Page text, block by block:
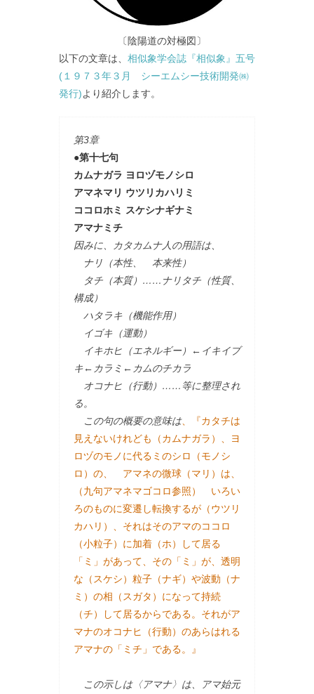
〔陰陽道の対極図〕
以下の文章は、 相似象学会誌『相似象』五号
(１９７３年３月 シーエムシー技術開発㈱
発行)より紹介します。
第3章
●第十七句
カムナガラ ヨロヅモノシロ
アマネマリ ウツリカハリミ
ココロホミ スケシナギナミ
アマナミチ
因みに、カタカムナ人の用語は、
ナリ（本性、 本来性）
タチ（本質）……ナリタチ（性質、
構成）
ハタラキ（機能作用）
イゴキ（運動）
イキホヒ（エネルギー）←イキイブ
キ←カラミ←カムのチカラ
オコナヒ（行動）……等に整理され
る。
この句の概要の意味は、『カタチは
見えないけれども（カムナガラ）、ヨ
ロヅのモノに代るミのシロ（モノシ
ロ）の、 アマネの微球（マリ）は、
（九句アマネマゴコロ参照） いろい
ろのものに変遷し転換するが（ウツリ
カハリ）、それはそのアマのココロ
（小粒子）に加着（ホ）して居る
「ミ」があって、その「ミ」が、透明
な（スケシ）粒子（ナギ）や波動（ナ
ミ）の相（スガタ）になって持続
（チ）して居るからである。それがア
マナのオコナヒ（行動）のあらはれる
アマナの「ミチ」である。』
この示しは〈アマナ〉は、アマ始元